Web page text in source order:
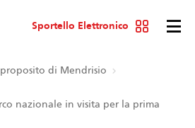
Sportello Elettronico
di Mendrisio
nazionale in visita per la prima